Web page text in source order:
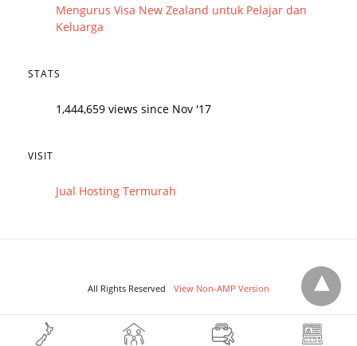
Mengurus Visa New Zealand untuk Pelajar dan
Keluarga
STATS
1,444,659 views since Nov '17
VISIT
Jual Hosting Termurah
All Rights Reserved View Non-AMP Version